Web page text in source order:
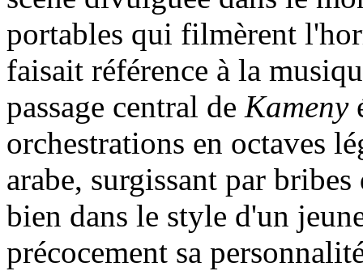
portables qui filmèrent
faisait référence à la
passage central de Kameny
orchestrations en octaves
arabe, surgissant par
bien dans le style d'un
précocement sa